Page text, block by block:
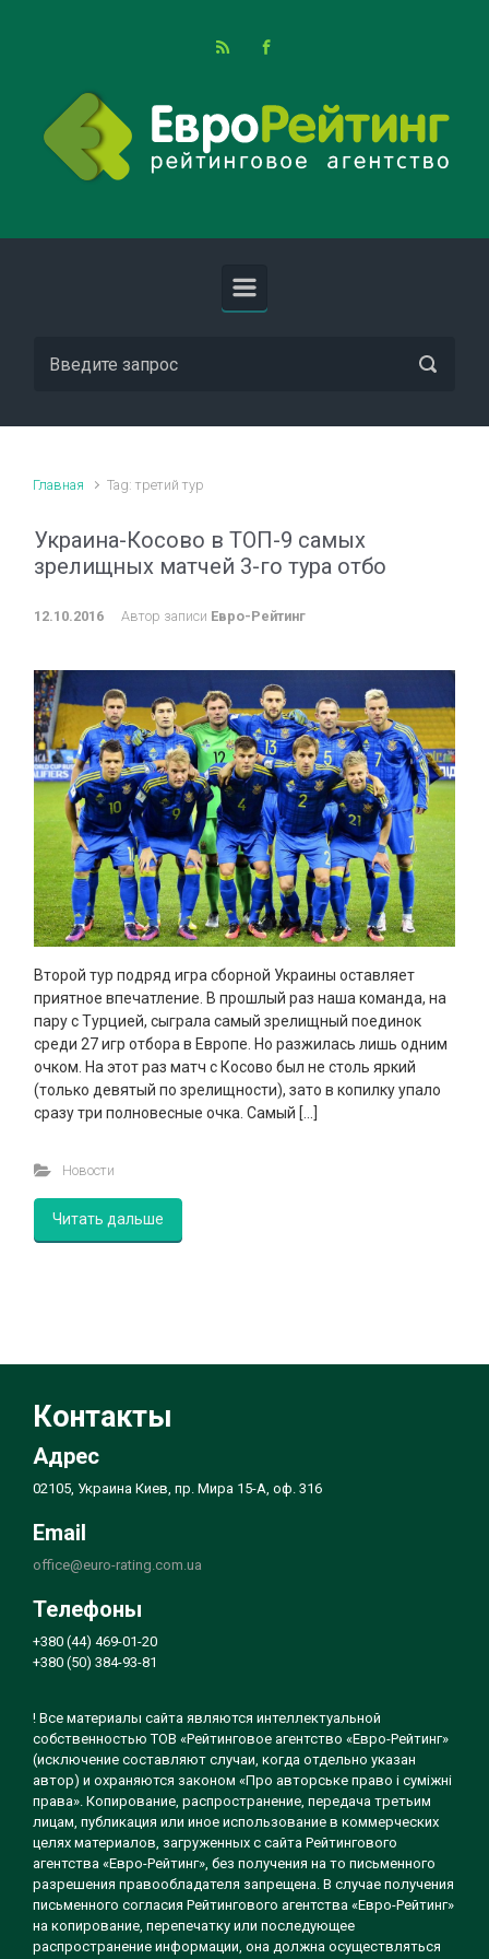
Главная Tag: третий тур
Украина-Косово в ТОП-9 самых
зрелищных матчей 3-го тура отбо
12.10.2016 Автор записи Евро-Рейтинг
Второй тур подряд игра сборной Украины оставляет
приятное впечатление. В прошлый раз наша команда, на
пару с Турцией, сыграла самый зрелищный поединок
среди 27 игр отбора в Европе. Но разжилась лишь одним
очком. На этот раз матч с Косово был не столь яркий
(только девятый по зрелищности), зато в копилку упало
сразу три полновесные очка. Самый […]
Новости
Читать дальше
Контакты
Адрес
02105, Украина Киев, пр. Мира 15-А, оф. 316
Email
office@euro-rating.com.ua
Телефоны
+380 (44) 469-01-20
+380 (50) 384-93-81
! Все материалы сайта являются интеллектуальной
собственностью ТОВ «Рейтинговое агентство «Евро-Рейтинг»
(исключение составляют случаи, когда отдельно указан
автор) и охраняются законом «Про авторське право і суміжні
права». Копирование, распространение, передача третьим
лицам, публикация или иное использование в коммерческих
целях материалов, загруженных с сайта Рейтингового
агентства «Евро-Рейтинг», без получения на то письменного
разрешения правообладателя запрещена. В случае получения
письменного согласия Рейтингового агентства «Евро-Рейтинг»
на копирование, перепечатку или последующее
распространение информации, она должна осуществляться